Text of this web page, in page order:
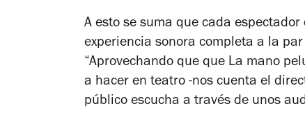
A esto se suma que cada
experiencia sonora completa a la
“Aprovechando que que La mano
a hacer en teatro -nos cuenta el
público escucha a través de unos